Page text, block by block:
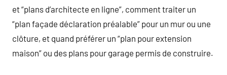
et “plans d’architecte en ligne”, comment traiter un
“plan façade déclaration préalable” pour un mur ou une
clôture, et quand préférer un “plan pour extension
maison” ou des plans pour garage permis de construire.